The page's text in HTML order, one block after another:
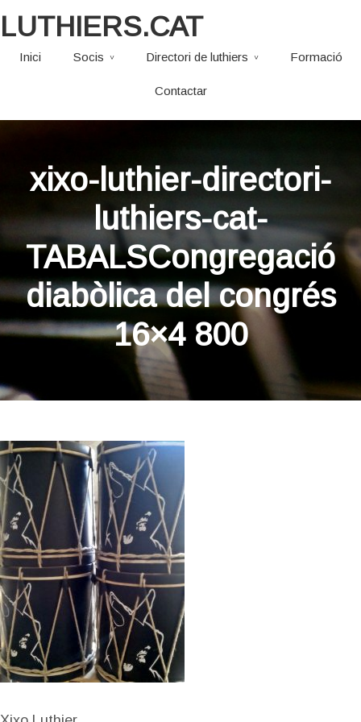
LUTHIERS.CAT
Inici Socis Directori de luthiers Formació
Contactar
xixo-luthier-directori-
luthiers-cat-
TABALSCongregació
diabòlica del congrés
16×4 800